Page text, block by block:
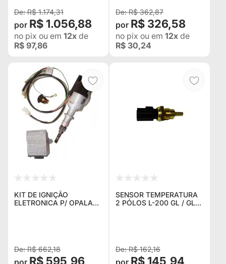
R$ 1.174,31
R$ 1.056,88
no pix ou em 12x de
R$ 97,86
R$ 362,87
R$ 326,58
no pix ou em 12x de
R$ 30,24
KIT DE IGNIÇÃO
ELETRONICA P/ OPALA
R$ 662,18
R$ 595,96
SENSOR TEMPERATURA
2 PÓLOS L-200 GL / GLS
R$ 162,16
R$ 145,94